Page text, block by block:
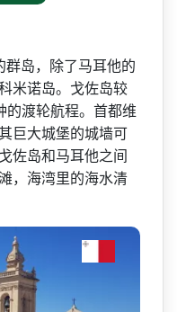
群岛，除了马耳他的
米诺岛。戈佐岛较
的渡轮航程。首都维
巨大城堡的城墙可
佐岛和马耳他之间
，海湾里的海水清